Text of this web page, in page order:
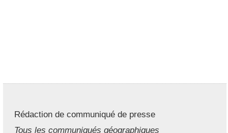
Rédaction de communiqué de presse
Tous les communiqués géographiques